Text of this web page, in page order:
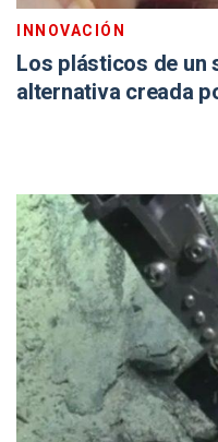
INNOVACIÓN
Los plásticos de un
alternativa creada